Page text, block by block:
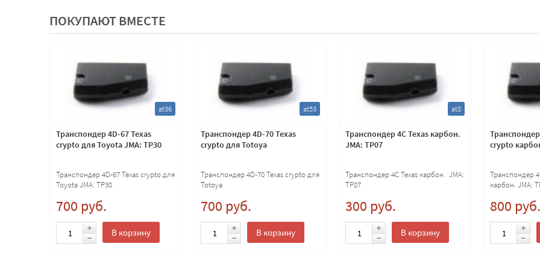
ПОКУПАЮТ ВМЕСТЕ
at36
Транспондер 4D-67 Texas
crypto для Toyota JMA: TP30
Транспондер 4D-67 Texas crypto для
Toyota JMA: TP30
700 руб.
В корзину
at53
Транспондер 4D-70 Texas
crypto для Totoya
Транспондер 4D-70 Texas crypto для
Totoya
700 руб.
В корзину
at8
Транспондер 4C Texas карбон.
JMA: TP07
Транспондер 4C Texas карбон. JMA:
TP07
300 руб.
В корзину
crypto
Транспондер
карбон. JMA:
800 руб.